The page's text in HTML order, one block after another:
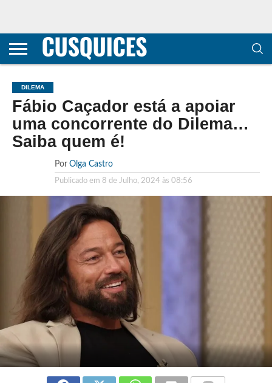
CONTACTOS
HOME
POLÍTICA DE
E COOKIES
SOBRE
TERMOS E
TRANSPARÊNCIA
METODOLOGIA
DILEMA
Fábio Caçador está a apoiar
uma concorrente do Dilema…
Saiba quem é!
Por Olga Castro
Publicado em 8 de Julho, 2024 às 08:56